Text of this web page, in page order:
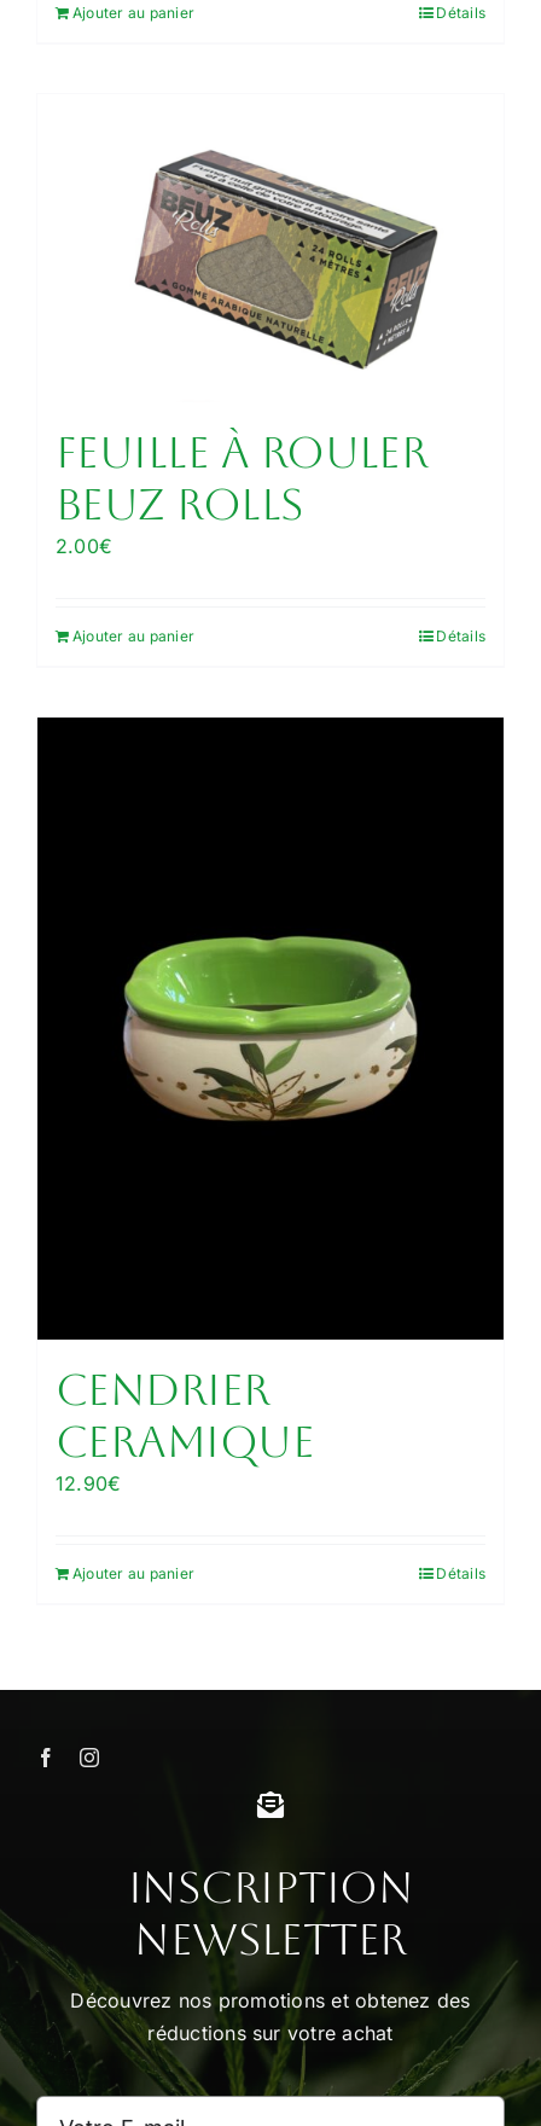
Ajouter au panier Détails
Feuille à rouler
Beuz Rolls
2.00€
Ajouter au panier Détails
cendrier
ceramique
12.90€
Ajouter au panier Détails
Inscription
Newsletter
Découvrez nos promotions et obtenez des
réductions sur votre achat